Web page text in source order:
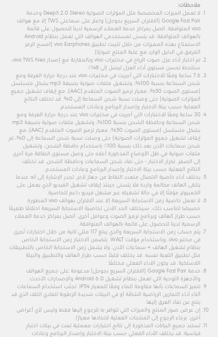
ملاحظات:
لا تعمل الميزات المخصصة مثل المؤثرات الصوتية DeepX 2.0 Stereo وخدمة
Google Fast Pair (الاقتران السريع بجوجل) واعثر على سماعتي TWS إلا مع هواتف
vivo المتوافقة. اتصل بمراكز خدمة العملاء الرسمية لدينا للحصول على قائمة
بالهواتف المتوافقة. قد يتسنى لمستخدمي الهواتف التي تعمل بنظام Android
الاستمتاع بهذه المميزات من خلال تثبيت تطبيق vivo Earphones (امسح الرمز
المُرفق في الدليل الوارد مع علبة المنتج ضوئيًا).
تم اختبار أداء عزل صوت الرياح في مختبرات vivo وبالمقارنة مع إصدار vivo TWS Neo،
ستلحظ تحسن مستوى أداء العزل ليصل إلى 148٪.
7.6 ساعة وفقًا للاختبارات التي أجريت في مختبرات vivo عند درجة حرارة الغرفة ومع
شحن السماعة بنسبة 100%، وتشغيل ملفات صوتية بصيغة mp3 بشكلٍ متسلسل
(مستوى الصوت 50%، معيار ترميز الصوت المتقدم (AAC)، مع إيقاف تشغيل جميع
المؤثرات الصوتية) حتى وصلت نسبة شحن السماعة إلى 0%. قد تختلف النتائج
الفعلية حسب بيئة الاختبار وإصدار البرنامج وعادات المستخدم.
30 ساعة وفقًا للاختبارات التي أجريت في مختبرات vivo عند درجة حرارة الغرفة ومع
شحن السماعة وحافظة الشحن بنسبة 100%، وتشغيل ملفات صوتية بصيغة mp3
بشكلٍ متسلسل (مستوى الصوت 50%، معيار ترميز الصوت المتقدم (AAC)، مع
إيقاف تشغيل جميع المؤثرات الصوتية) حتى وصلت نسبة شحن السماعة إلى 0%، ثم
شحن سماعات الأذن بعد ذلك بنسبة 100٪ باستخدام حافظة الشحن، وتشغيل
ملفات صوتية في ظل الأوضاع المذكورة أعلاه حتى وصل مستوى الطاقة مرة أخرى
إلى الصفر. تكرار الاختبار - حتى نفاد شحن السماعات وحافظة الشحن. قد تختلف
النتائج الفعلية حسب بيئة الاختبار وإصدار البرنامج وعادات المستخدم.
يختلف أداء خاصية الاتصال متعدد النقاط من جهاز لآخر. تجدر الإشارة إلى أنه عندما
يتلقى الهاتف مكالمة واردة فلا يتسنى حينئذ إيقاف تشغيل الفيديو الذي يعمل على
الكمبيوتر مؤقتًا إلا في حالة تشغيله عبر مشغل فيديو داعم للخاصية.
لا تعمل خاصية زمن الاستجابة السريعة إلا عند الاقتران بهواتف vivo المطورة
خصيصًا لتناسب ذلك. سيختلف الحد الأدنى لخاصية الاستجابة السريعة اختلافًا طفيفًا
حسب طراز الهاتف وبرنامج ترميز الصوت وعوامل أخرى. اتصل بمراكز خدمة العملاء
الرسمية لدينا للحصول على قائمة بالهواتف المتوافقة.
يتم حساب زمن الاستجابة السريعة والذي يبلغ 117 مللي ثانية من خلال اختبارات تُجرى
في مختبر vivo، وباستخدام مؤقت WALT. يتضمن الاختبار زمن الاستجابة الخاص
بنظام تشغيل الهاتف + سماعات الأذن، ولا يشمل زمن الاستجابة الخاص بالتطبيقات
مثل تطبيق اللعبة نفسه. قد يختلف قليلاً حسب طراز الهاتف والتطبيق والبيئة
اللاسلكية. قد يكون الأداء الفعلي مختلفًا.
خدمة Google Fast Pair (الاقتران السريع بجوجل) مدعومة على جميع الهواتف
والأجهزة اللوحية التي تعمل بنظام تشغيل Android 6.0 والإصدارات الأحدث.
تتميز السماعات بأنها مقاومة للماء وفقًا للمعيار IP54. تجنّب استخدام السماعات
أثناء أداء التمارين الرياضية الشاقّة أو في البيئات شديدة الرطوبة لتفادي التلف الذي قد
ينتج عن نفاذ العرق إليها.
إن عرض صور المنتج والميزات التي تتوافر به للرجوع إليها فقط وليس لأي أغراض
أخرى. برجاء الرجوع إلى المنتجات الفعلية لاتخاذها معيارًا.
تستند جميع البيانات المذكورة إلى نتائج اختبارات معملية تمت في بيئات اختبارٍ
قياسية. قد يختلف الأداء الفعلي حسب بيئة الاختبار وإصدار البرنامج وعادات